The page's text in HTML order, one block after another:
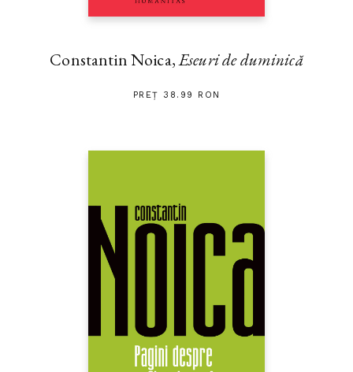
Constantin Noica,Eseuri de duminică
PREȚ 38.99 RON